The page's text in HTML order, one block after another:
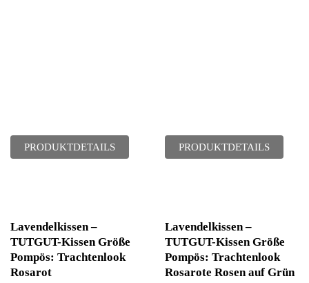
PRODUKTDETAILS PRODUKTDETAILS
Lavendelkissen –
TUTGUT-Kissen Größe
Pompös: Trachtenlook
Rosarot
Lavendelkissen –
TUTGUT-Kissen Größe
Pompös: Trachtenlook
Rosarote Rosen auf Grün